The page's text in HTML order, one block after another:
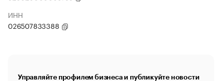
ИНН
026507833388
Управляйте профилем бизнеса и публикуйте новости